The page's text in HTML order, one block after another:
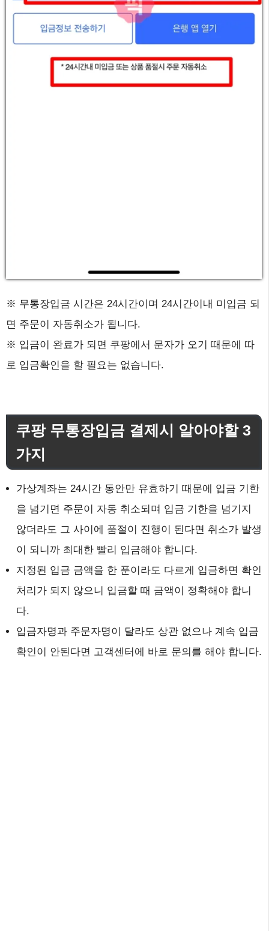
※ 무통장입금 시간은 24시간이며 24시간이내 미입금 되
면 주문이 자동취소가 됩니다.
※ 입금이 완료가 되면 쿠팡에서 문자가 오기 때문에 따
로 입금확인을 할 필요는 없습니다.
쿠팡 무통장입금 결제시 알아야할 3
가지
가상계좌는 24시간 동안만 유효하기 때문에 입금 기한
을 넘기면 주문이 자동 취소되며 입금 기한을 넘기지
않더라도 그 사이에 품절이 진행이 된다면 취소가 발생
이 되니까 최대한 빨리 입금해야 합니다.
지정된 입금 금액을 한 푼이라도 다르게 입금하면 확인
처리가 되지 않으니 입금할 때 금액이 정확해야 합니
다.
입금자명과 주문자명이 달라도 상관 없으나 계속 입금
확인이 안된다면 고객센터에 바로 문의를 해야 합니다.